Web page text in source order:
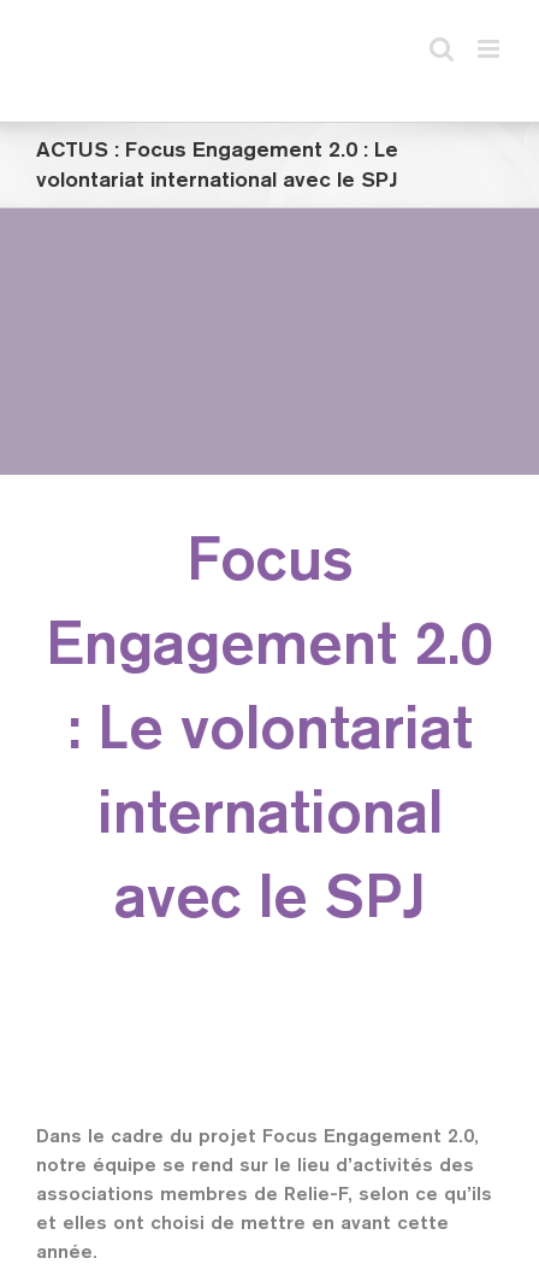
ACTUS : Focus Engagement 2.0 : Le
volontariat international avec le SPJ
Focus
Engagement 2.0
: Le volontariat
international
avec le SPJ
Dans le cadre du projet Focus Engagement 2.0,
notre équipe se rend sur le lieu d’activités des
associations membres de Relie-F, selon ce qu’ils
et elles ont choisi de mettre en avant cette
année.